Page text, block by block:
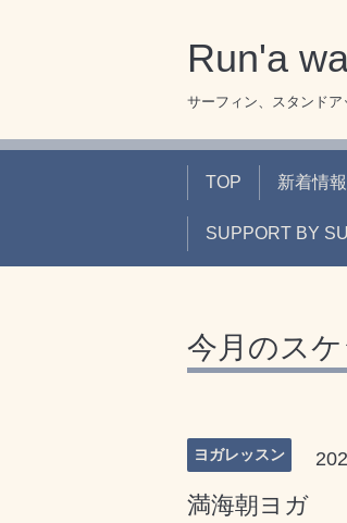
Run'a
サーフィン、スタンドア
TOP 新着情報
SUPPORT BY
今月のス
ヨガレッスン
満海朝ヨガ